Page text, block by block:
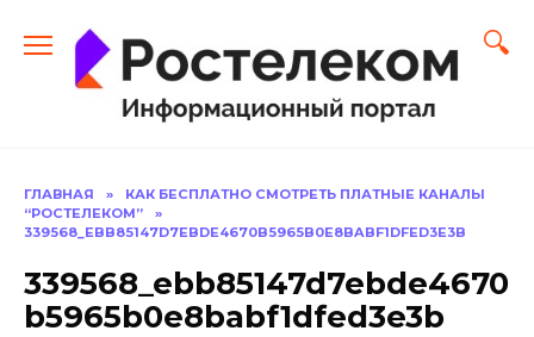
содержанию
ГЛАВНАЯ »
КАК БЕСПЛАТНО СМОТРЕТЬ ПЛАТНЫЕ КАНАЛЫ
“РОСТЕЛЕКОМ”
»
339568_EBB85147D7EBDE4670B5965B0E8BABF1DFED3E3B
339568_ebb85147d7ebde4670
b5965b0e8babf1dfed3e3b